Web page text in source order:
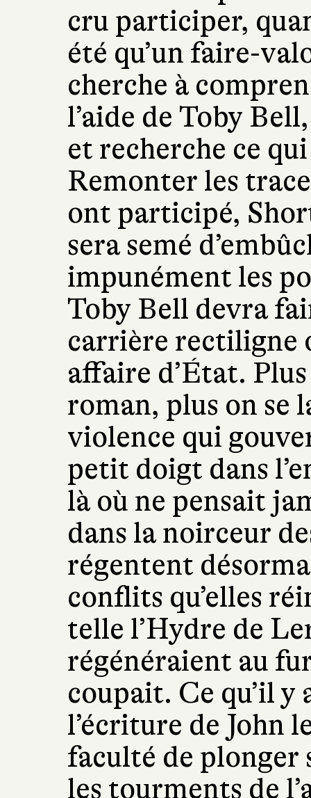
cru participer,
été qu’un faire-
cherche à
l’aide de Toby
et recherche ce
Remonter les
ont participé,
sera semé
impunément les
Toby Bell devra
carrière rectiligne
affaire d’État.
roman, plus on se
violence qui
petit doigt dans
là où ne pensait
dans la noirceur
régentent
conflits qu’elles
telle l’Hydre de
régénéraient au
coupait. Ce qu’il y
l’écriture de John
faculté de plonger
les tourments de